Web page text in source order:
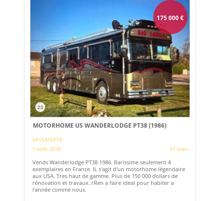
175 000€
23
MOTORHOME US WANDERLODGE PT38 (1986)
LA CLAYETTE
1 août 2026
37 vues
Vends Wanderlodge PT38 1986. Rarissime seulement 4
exemplaires en France. IL s'agit d'un motorhome légendaire
aux USA. Tres haut de gamme. Plus de 150 000 dollars de
rénovation et travaux. rRen a faire ideal pour habiter a
l'année comme nous.